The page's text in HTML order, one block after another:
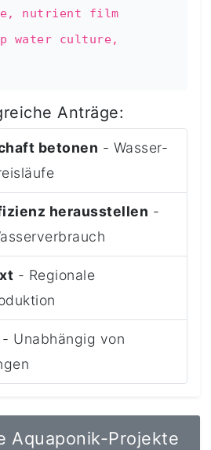
nutrient film
water culture,
Anträge:
betonen - Wasser-
herausstellen -
- Regionale
- Unabhängig von
Aquaponik-Projekte